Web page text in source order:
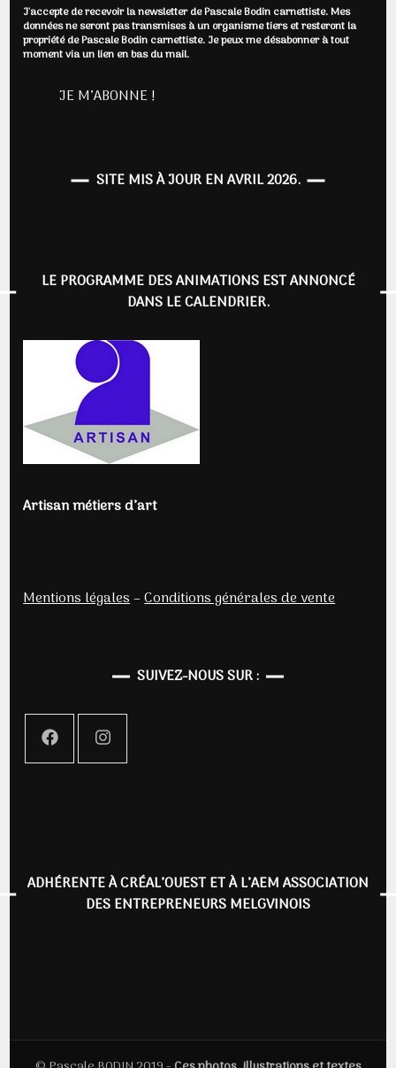
J'accepte de recevoir la newsletter de Pascale Bodin carnettiste. Mes
données ne seront pas transmises à un organisme tiers et resteront la
propriété de Pascale Bodin carnettiste. Je peux me désabonner à tout
moment via un lien en bas du mail.
SITE MIS À JOUR EN AVRIL 2026.
LE PROGRAMME DES ANIMATIONS EST ANNONCÉ
DANS LE CALENDRIER.
Artisan métiers d’art
Mentions légales–Conditions générales de vente
SUIVEZ-NOUS SUR :
ADHÉRENTE À CRÉAL’OUEST ET À L’AEM ASSOCIATION
DES ENTREPRENEURS MELGVINOIS